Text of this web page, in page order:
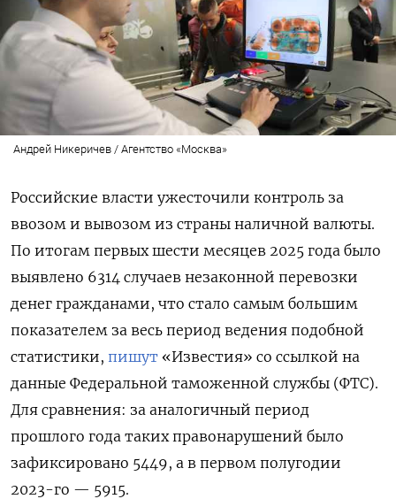
Андрей Никеричев / Агентство «Москва»
Российские власти ужесточили контроль за
ввозом и вывозом из страны наличной валюты.
По итогам первых шести месяцев 2025 года было
выявлено 6314 случаев незаконной перевозки
денег гражданами, что стало самым большим
показателем за весь период ведения подобной
статистики, пишут «Известия» со ссылкой на
данные Федеральной таможенной службы (ФТС).
Для сравнения: за аналогичный период
прошлого года таких правонарушений было
зафиксировано 5449, а в первом полугодии
2023-го — 5915.